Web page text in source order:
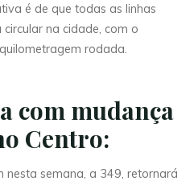
é de que todas as linhas
na cidade, com o
rodada.
com mudança
Centro:
nesta semana, a 349, retornará